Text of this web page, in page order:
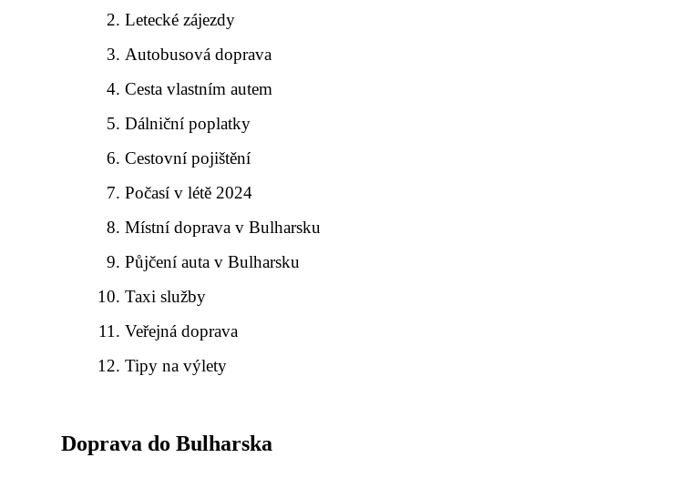
Letecké zájezdy
Autobusová doprava
Cesta vlastním autem
Dálniční poplatky
Cestovní pojištění
Počasí v létě 2024
Místní doprava v Bulharsku
Půjčení auta v Bulharsku
Taxi služby
Veřejná doprava
Tipy na výlety
Doprava do Bulharska